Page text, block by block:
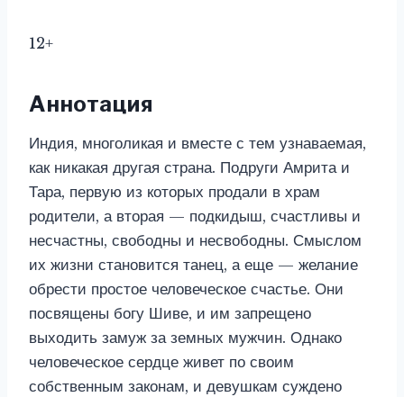
12+
Аннотация
Индия, многоликая и вместе с тем узнаваемая,
как никакая другая страна. Подруги Амрита и
Тара, первую из которых продали в храм
родители, а вторая — подкидыш, счастливы и
несчастны, свободны и несвободны. Смыслом
их жизни становится танец, а еще — желание
обрести простое человеческое счастье. Они
посвящены богу Шиве, и им запрещено
выходить замуж за земных мужчин. Однако
человеческое сердце живет по своим
собственным законам, и девушкам суждено